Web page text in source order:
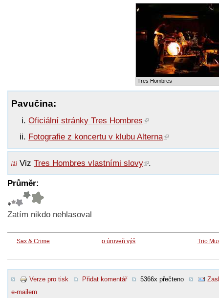
Tres Hombres
Pavučina:
Oficiální stránky Tres Hombres
Fotografie z koncertu v klubu Alterna
[1] Viz Tres Hombres vlastními slovy .
Průměr:
Zatím nikdo nehlasoval
Sax & Crime o úroveň výš Trio
Verze pro tisk Přidat komentář 5366x přečteno
e-mailem